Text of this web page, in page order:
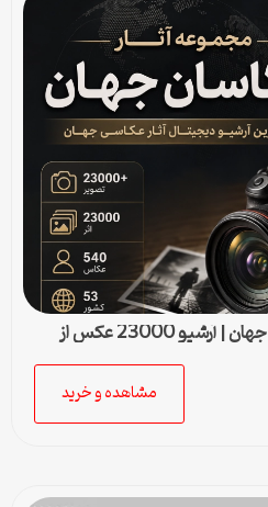
دانلود مجموعه آثار عکاسان جهان | آرشیو 23000 عکس از
مشاهده و خرید